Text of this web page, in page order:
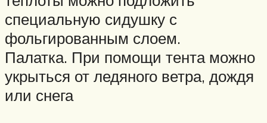
специальную сидушку с
фольгированным слоем.
Палатка. При помощи тента можно
укрыться от ледяного ветра, дождя
или снега